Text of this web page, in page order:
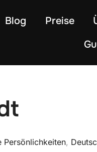
Blog Preise
Persönlichkeiten,